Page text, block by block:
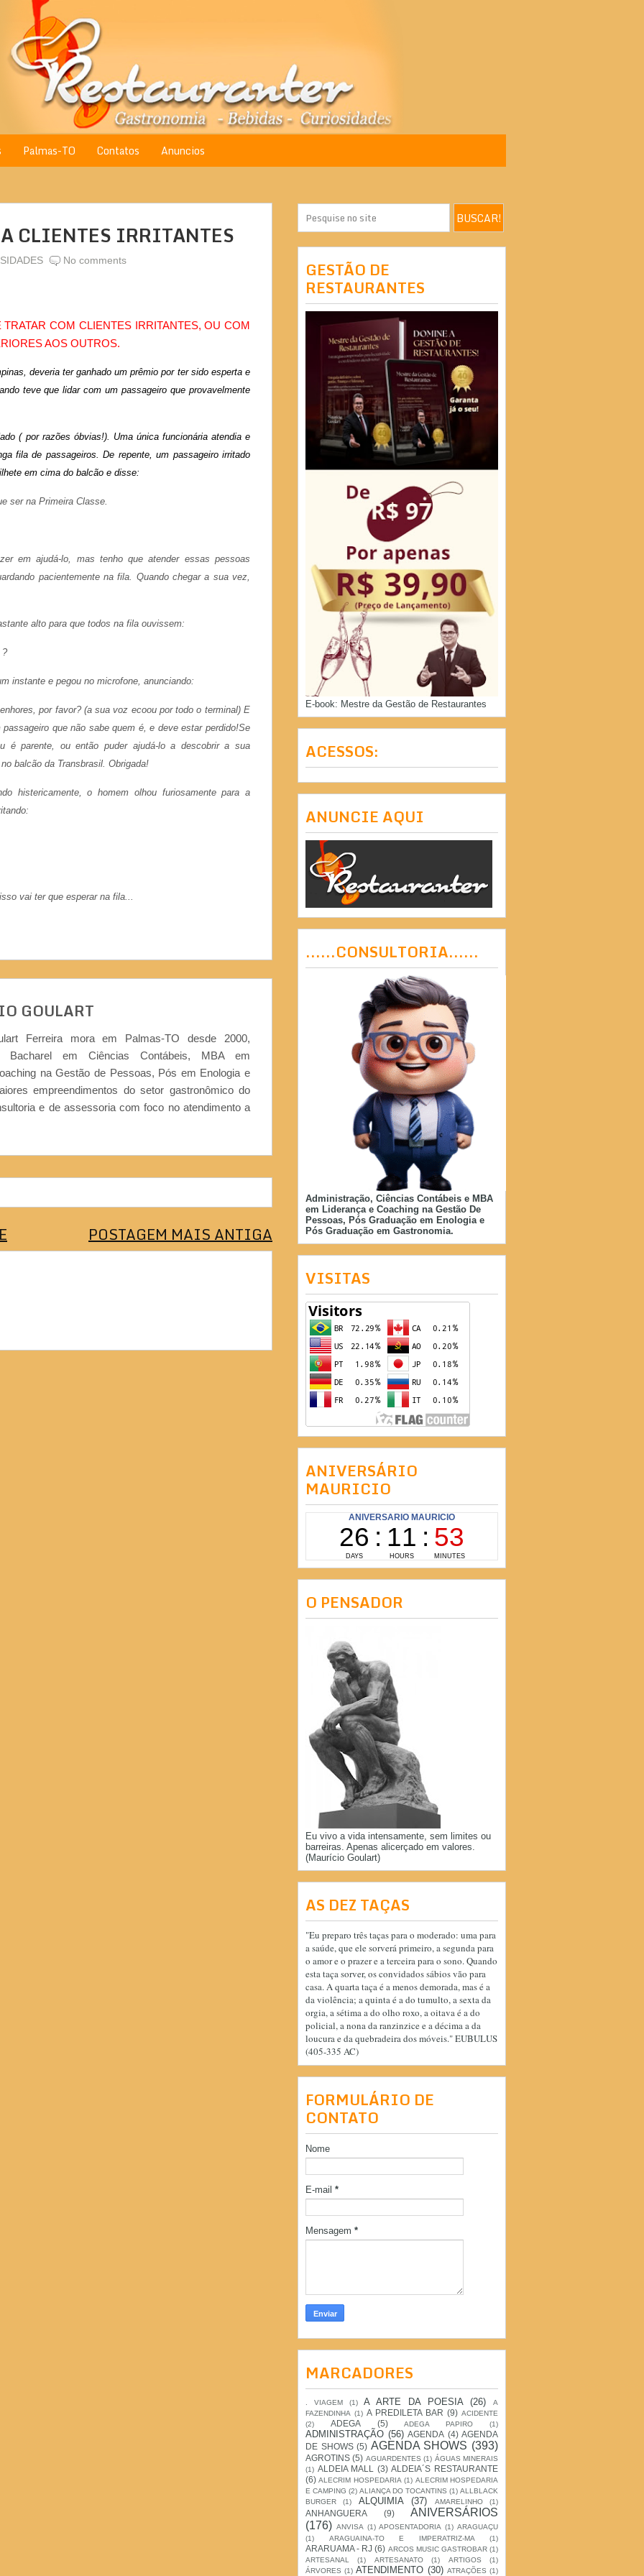
Palmas-TO Contatos Anuncios
CLIENTES IRRITANTES
No comments
COM CLIENTES IRRITANTES, OU COM
AOS OUTROS.
deveria ter ganhado um prêmio por ter sido esperta e
teve que lidar com um passageiro que provavelmente
( por razões óbvias!). Uma única funcionária atendia e
fila de passageiros. De repente, um passageiro irritado
em cima do balcão e disse:
ser na Primeira Classe.
em ajudá-lo, mas tenho que atender essas pessoas
pacientemente na fila. Quando chegar a sua vez,
alto para que todos na fila ouvissem:
?
instante e pegou no microfone, anunciando:
por favor? (a sua voz ecoou por todo o terminal) E
que não sabe quem é, e deve estar perdido!Se
é parente, ou então puder ajudá-lo a descobrir a sua
balcão da Transbrasil. Obrigada!
histericamente, o homem olhou furiosamente para a
vai ter que esperar na fila...
GOULART
Ferreira mora em Palmas-TO desde 2000,
Bacharel em Ciências Contábeis, MBA em
na Gestão de Pessoas, Pós em Enologia e
empreendimentos do setor gastronômico do
e de assessoria com foco no atendimento a
POSTAGEM MAIS ANTIGA
GESTÃO DE
RESTAURANTES
E-book: Mestre da Gestão de Restaurantes
ACESSOS:
ANUNCIE AQUI
......CONSULTORIA......
Administração, Ciências Contábeis e MBA
em Liderança e Coaching na Gestão De
Pessoas, Pós Graduação em Enologia e
Pós Graduação em Gastronomia.
VISITAS
ANIVERSÁRIO
MAURICIO
O PENSADOR
Eu vivo a vida intensamente, sem limites ou
barreiras. Apenas alicerçado em valores.
(Maurício Goulart)
AS DEZ TAÇAS
"Eu preparo três taças para o moderado: uma para
a saúde, que ele sorverá primeiro, a segunda para
o amor e o prazer e a terceira para o sono. Quando
esta taça sorver, os convidados sábios vão para
casa. A quarta taça é a menos demorada, mas é a
da violência; a quinta é a do tumulto, a sexta da
orgia, a sétima a do olho roxo, a oitava é a do
policial, a nona da ranzinzice e a décima a da
loucura e da quebradeira dos móveis." EUBULUS
(405-335 AC)
FORMULÁRIO DE
CONTATO
Nome
E-mail *
Mensagem *
MARCADORES
. VIAGEM (1) A ARTE DA POESIA (26)
A
FAZENDINHA (1) A PREDILETA BAR (9) ACIDENTE
(2)
ADEGA (5) ADEGA PAPIRO (1)
ADMINISTRAÇÃO (56) AGENDA (4) AGENDA
DE SHOWS (5) AGENDA SHOWS (393)
AGROTINS (5) AGUARDENTES (1) ÁGUAS MINERAIS
(1) ALDEIA MALL (3) ALDEIA´S RESTAURANTE
(6) ALECRIM HOSPEDARIA (1) ALECRIM HOSPEDARIA
E CAMPING (2) ALIANÇA DO TOCANTINS (1) ALLBLACK
BURGER
(1) ALQUIMIA (37) AMARELINHO (1)
ANHANGUERA (9)
ANIVERSÁRIOS
(176) ANVISA (1) APOSENTADORIA (1) ARAGUAÇU
(1)
ARAGUAINA-TO E IMPERATRIZ-MA (1)
ARARUAMA - RJ (6) ARCOS MUSIC GASTROBAR (1)
ARTESANAL
(1) ARTESANATO (1) ARTIGOS
(1)
ÁRVORES (1) ATENDIMENTO (30) ATRAÇÕES (1)